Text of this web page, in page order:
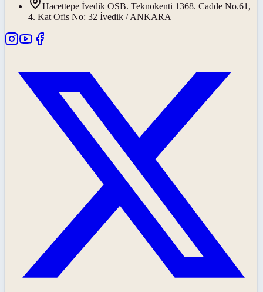
Hacettepe İvedik OSB. Teknokenti 1368. Cadde No.61,
4. Kat Ofis No: 32 İvedik / ANKARA